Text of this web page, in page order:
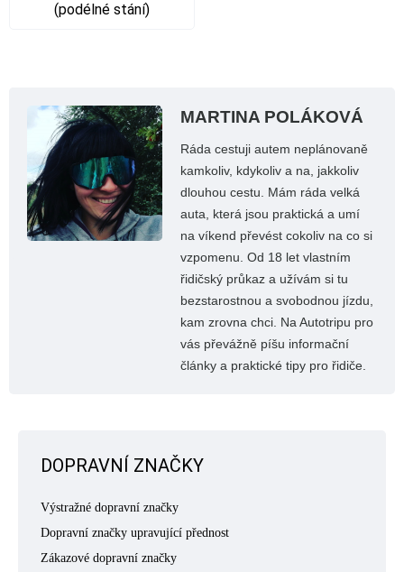
(podélné stání)
MARTINA POLÁKOVÁ
Ráda cestuji autem neplánovaně
kamkoliv, kdykoliv a na, jakkoliv
dlouhou cestu. Mám ráda velká
auta, která jsou praktická a umí
na víkend převést cokoliv na co si
vzpomenu. Od 18 let vlastním
řidičský průkaz a užívám si tu
bezstarostnou a svobodnou jízdu,
kam zrovna chci. Na Autotripu pro
vás převážně píšu informační
články a praktické tipy pro řidiče.
DOPRAVNÍ ZNAČKY
Výstražné dopravní značky
Dopravní značky upravující přednost
Zákazové dopravní značky